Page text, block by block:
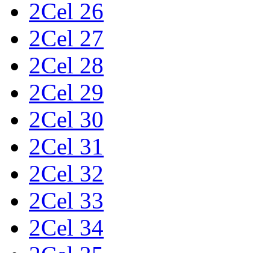
2Cel 26
2Cel 27
2Cel 28
2Cel 29
2Cel 30
2Cel 31
2Cel 32
2Cel 33
2Cel 34